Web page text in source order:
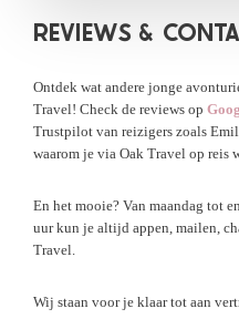
REVIEWS &
Ontdek wat andere jonge
Travel! Check de reviews op
Trustpilot van reizigers zoals
waarom je via Oak Travel op reis
En het mooie? Van maandag tot
uur kun je altijd appen, mailen,
Travel.
Wij staan voor je klaar tot aan